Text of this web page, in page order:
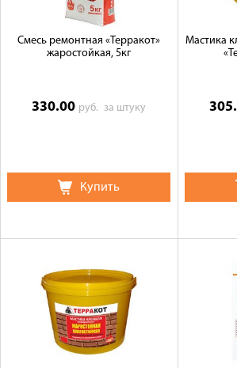
Смесь ремонтная «Терракот»
жаростойкая, 5кг
330.00 руб.за штуку
Купить
Мастика